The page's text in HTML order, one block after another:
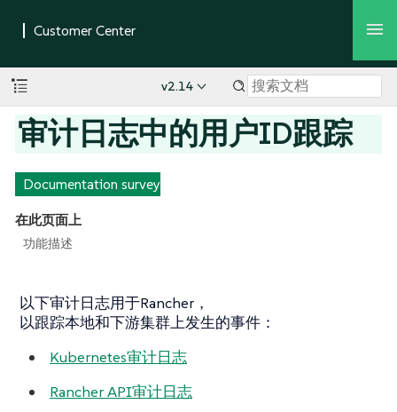
v2.14
审计日志中的用户ID跟踪
Documentation survey
在此页面上
功能描述
以下审计日志用于Rancher，
以跟踪本地和下游集群上发生的事件：
Kubernetes审计日志
Rancher API审计日志